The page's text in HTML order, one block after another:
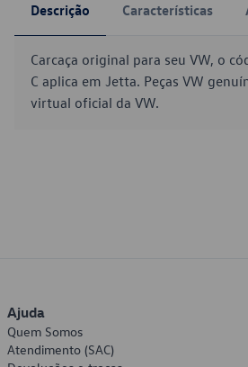
Descrição Características
Carcaça original para seu VW, o
C aplica em Jetta. Peças VW
virtual oficial da VW.
Ajuda
Quem Somos
Atendimento (SAC)